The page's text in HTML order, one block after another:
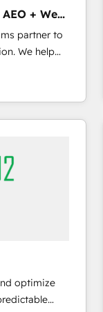
設計・実装。
役割定義・
全社
たぐDX×AI変
て主導。「設
け、部門横断
にした情報設
Hubで一体
Salesforce・
設計、履歴
ChatGPT・
HubSpotアワ
/
実績 ✓
+ Web,
partner to
We help
led
apps,
& reporting.
inbound,
messaging,
🧩
optimize